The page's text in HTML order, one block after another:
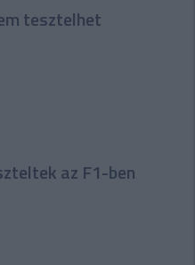
tesztelhet
az F1-ben